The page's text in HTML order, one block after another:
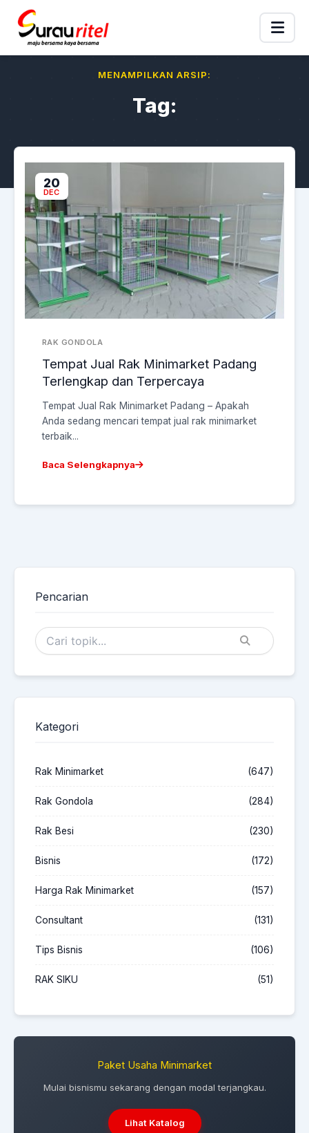
MENAMPILKAN ARSIP:
Tag:
20
DEC
RAK GONDOLA
Tempat Jual Rak Minimarket Padang
Terlengkap dan Terpercaya
Tempat Jual Rak Minimarket Padang – Apakah
Anda sedang mencari tempat jual rak minimarket
terbaik...
Baca Selengkapnya
Pencarian
Kategori
Rak Minimarket (647)
Rak Gondola (284)
Rak Besi (230)
Bisnis (172)
Harga Rak Minimarket (157)
Consultant (131)
Tips Bisnis (106)
RAK SIKU (51)
Paket Usaha Minimarket
Mulai bisnismu sekarang dengan modal terjangkau.
Lihat Katalog